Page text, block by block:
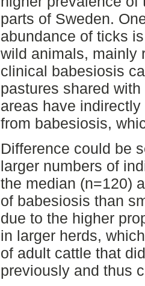
parts of Sweden.
abundance of ticks
wild animals, mainly
clinical babesiosis
pastures shared
areas have
from babesiosis,
Difference could be
larger numbers of
the median (n=120)
of babesiosis than
due to the higher
in larger herds,
of adult cattle that
previously and thus